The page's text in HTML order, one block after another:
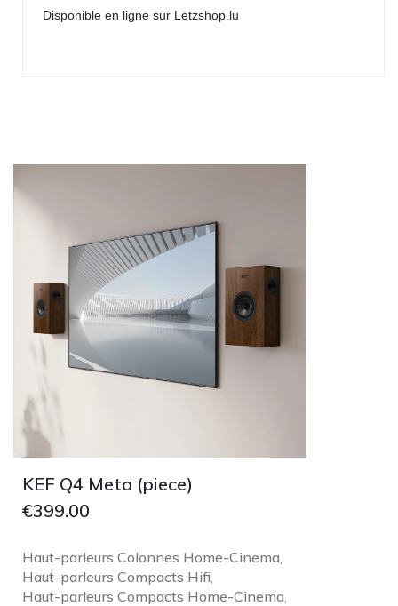
Disponible en ligne sur Letzshop.lu
KEF Q4 Meta (piece)
€399.00
Haut-parleurs Colonnes Home-Cinema
Haut-parleurs Compacts Hifi
Haut-parleurs Compacts Home-Cinema